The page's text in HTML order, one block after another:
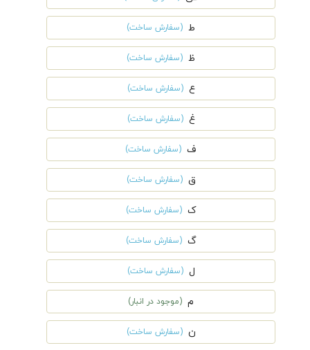
ط (سفارش ساخت)
ظ (سفارش ساخت)
ع (سفارش ساخت)
غ (سفارش ساخت)
ف (سفارش ساخت)
ق (سفارش ساخت)
ک (سفارش ساخت)
گ (سفارش ساخت)
ل (سفارش ساخت)
م (موجود در انبار)
ن (سفارش ساخت)